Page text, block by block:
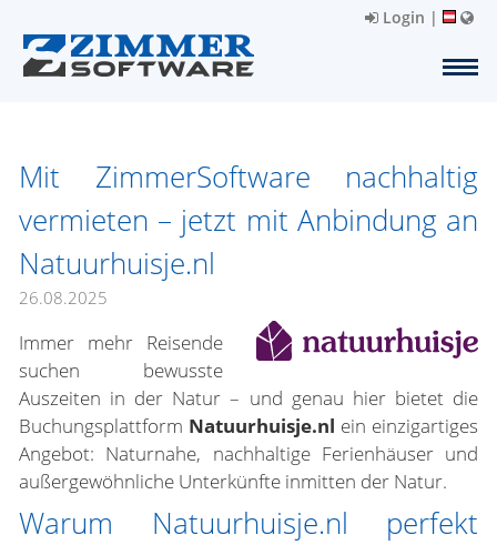
Login |
Mit ZimmerSoftware nachhaltig
vermieten – jetzt mit Anbindung an
Natuurhuisje.nl
26.08.2025
Immer mehr Reisende
suchen bewusste
Auszeiten in der Natur – und genau hier bietet die
Buchungsplattform Natuurhuisje.nl ein einzigartiges
Angebot: Naturnahe, nachhaltige Ferienhäuser und
außergewöhnliche Unterkünfte inmitten der Natur.
Warum Natuurhuisje.nl perfekt